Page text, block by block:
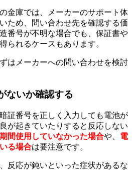
金庫では、メーカーのサポート体
ため、問い合わせ先を確認する価
番号が不明な場合でも、保証書や
られるケースもあります。
はメーカーへの問い合わせを検討
ないか確認する
証番号を正しく入力しても電池が
が起きていたりすると反応しない
間使用していなかった場合や、 電
る場合は要注意です。
反応が鈍いといった症状があるな